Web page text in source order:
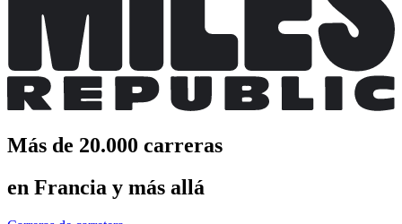
Más de 20.000 carreras
en Francia y más allá